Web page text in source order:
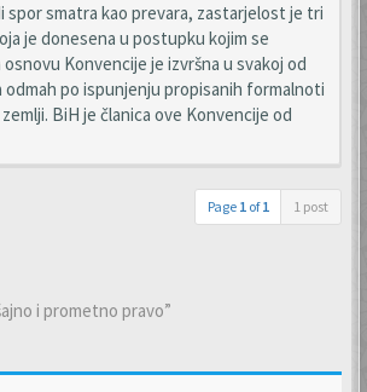
spor smatra kao prevara, zastarjelost je tri
je donesena u postupku kojim se
Konvencije je izvršna u svakoj od
odmah po ispunjenju propisanih formalnoti
BiH je članica ove Konvencije od
Page 1 of1 1 post
i prometno pravo”